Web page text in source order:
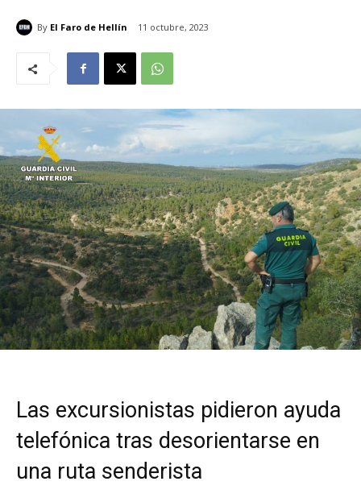
By El Faro de Hellín 11 octubre, 2023
Las excursionistas pidieron ayuda
telefónica tras desorientarse en
una ruta senderista